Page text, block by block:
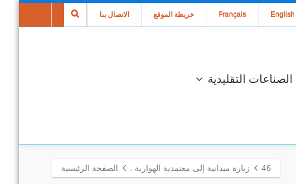
الاتصال بنا خريطة الموقع Français English
الصناعات التقليدية
46 زيارة ميدانية إلى معتمدية الهوارية . الصفحة الرئيسية